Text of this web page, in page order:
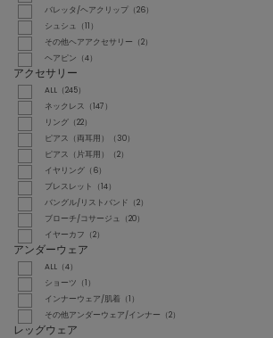
バレッタ/ヘアクリップ（26）
シュシュ（11）
その他ヘアアクセサリー（2）
ヘアピン（4）
アクセサリー
ALL（245）
ネックレス（147）
リング（22）
ピアス（両耳用）（30）
ピアス（片耳用）（2）
イヤリング（6）
ブレスレット（14）
バングル/リストバンド（2）
ブローチ/コサージュ（20）
イヤーカフ（2）
アンダーウェア
ALL（4）
ショーツ（1）
インナーウェア/肌着（1）
その他アンダーウェア/インナー（2）
レッグウェア